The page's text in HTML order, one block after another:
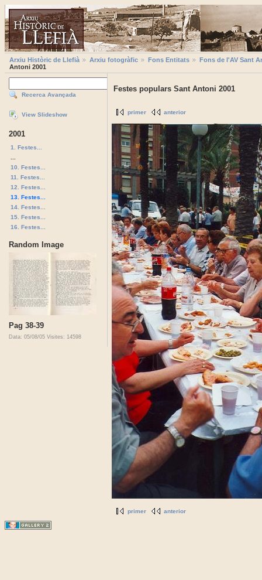
Arxiu Històric de Llefià Arxiu fotogràfic Fons Entitats
Fons de l'AV Sant
Antoni 2001
Recerca Avançada
View Slideshow
2001
1. Festes...
10. Festes...
11. Festes...
12. Festes...
13. Festes...
14. Festes...
15. Festes...
16. Festes...
Random Image
Pag 38-39
Data: 05/08/05 Visites: 14598
Festes populars Sant Antoni 2001
primer anterior
primer anterior